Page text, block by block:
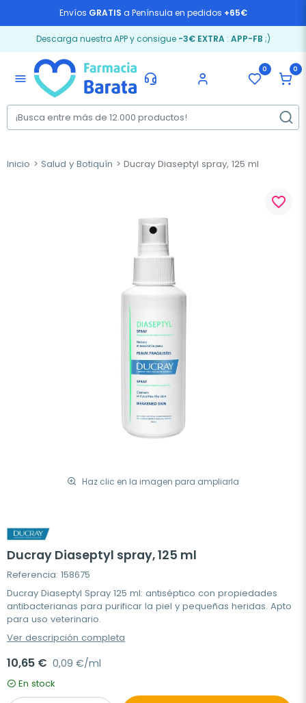
Envíos GRATIS a Península en pedidos +65€
Descarga nuestra APP y consigue -3€ EXTRA: APP-FB ;)
menu
0 0
Inicio Salud y Botiquín Ducray Diaseptyl spray, 125 ml
Haz clic en la imagen para ampliarla
favorite_border
Ducray Diaseptyl spray, 125 ml
Referencia: 158675
Ducray Diaseptyl Spray 125 ml: antiséptico con propiedades
antibacterianas para purificar la piel y pequeñas heridas. Apto
para uso veterinario.
Ver descripción completa
10,65 € 0,09 €/ml
En stock